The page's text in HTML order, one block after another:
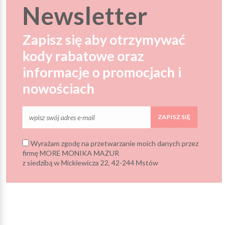
Newsletter
Zapisz się aby otrzymywać
kody rabatowe oraz
informacje o promocjach i
nowościach
ZAPISZ SIĘ
Wyrażam zgodę na przetwarzanie moich danych przez
firmę MORE MONIKA MAZUR
z siedzibą w Mickiewicza 22, 42-244 Mstów